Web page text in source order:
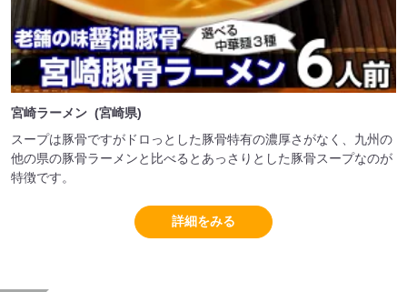
宮崎ラーメン (宮崎県)
スープは豚骨ですがドロっとした豚骨特有の濃厚さがなく、九州の
他の県の豚骨ラーメンと比べるとあっさりとした豚骨スープなのが
特徴です。
詳細をみる